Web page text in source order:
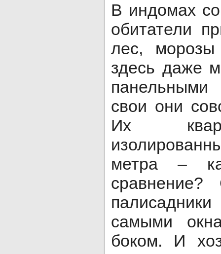
В индомах
обитатели
лес,
здесь даже
свои они
Их
метра –
самыми
боком. И